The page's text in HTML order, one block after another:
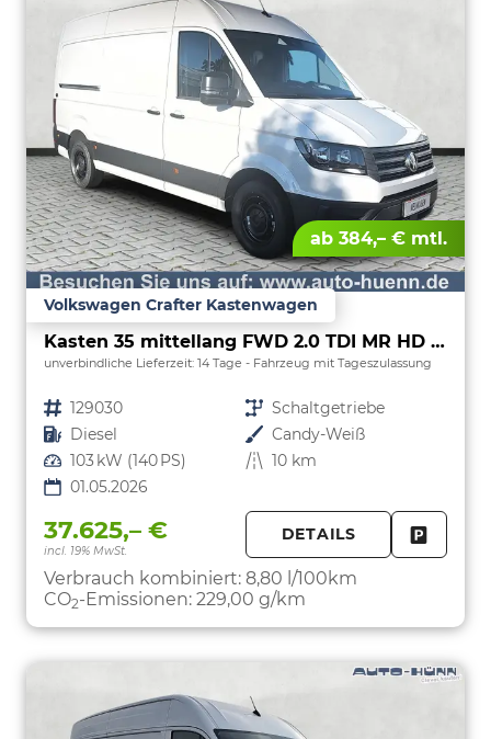
ab 384,– € mtl.
Volkswagen Crafter Kastenwagen
Kasten 35 mittellang FWD 2.0 TDI MR HD L3H3 ErgoActive
unverbindliche Lieferzeit: 14 Tage Fahrzeug mit Tageszulassung
Fahrzeugnr. 129030 Getriebe Schaltgetriebe
Kraftstoff Diesel Außenfarbe Candy-Weiß
Leistung 103 kW (140 PS) Kilometerstand 10 km
01.05.2026
37.625,– €
incl. 19% MwSt.
DETAILS
Verbrauch kombiniert: 8,80 l/100km
CO2-Emissionen: 229,00 g/km